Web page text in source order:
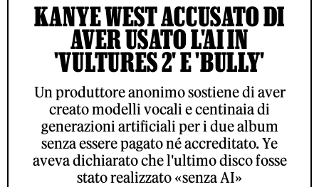
KANYE WEST ACCUSATO DI
AVER USATO L'AI IN
'VULTURES 2' E 'BULLY'
Un produttore anonimo sostiene di aver
creato modelli vocali e centinaia di
generazioni artificiali per i due album
senza essere pagato né accreditato. Ye
aveva dichiarato che l'ultimo disco fosse
stato realizzato «senza AI»